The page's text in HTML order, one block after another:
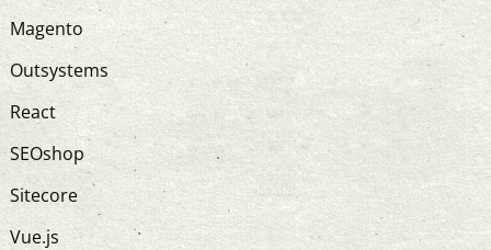
Magento
Outsystems
React
SEOshop
Sitecore
Vue.js